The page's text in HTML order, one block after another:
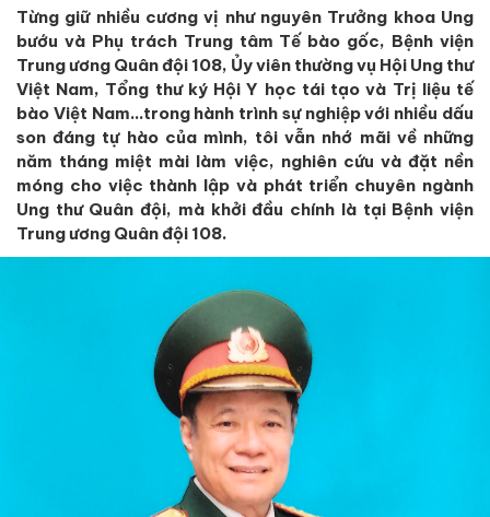
Từng giữ nhiều cương vị như nguyên Trưởng khoa Ung
bướu và Phụ trách Trung tâm Tế bào gốc, Bệnh viện
Trung ương Quân đội 108, Ủy viên thường vụ Hội Ung thư
Việt Nam, Tổng thư ký Hội Y học tái tạo và Trị liệu tế
bào Việt Nam…trong hành trình sự nghiệp với nhiều dấu
son đáng tự hào của mình, tôi vẫn nhớ mãi về những
năm tháng miệt mài làm việc, nghiên cứu và đặt nền
móng cho việc thành lập và phát triển chuyên ngành
Ung thư Quân đội, mà khởi đầu chính là tại Bệnh viện
Trung ương Quân đội 108.